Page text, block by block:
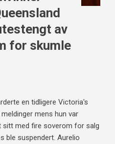
av
for skumle
en tidligere Victoria's
mens hun var
sitt med fire soverom for salg
ble suspendert. Aurelio